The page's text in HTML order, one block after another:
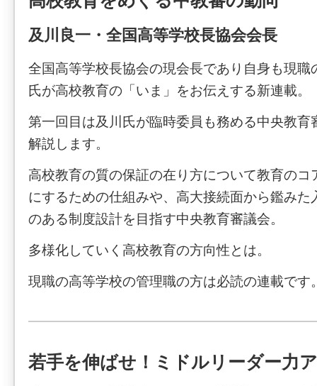
及川良一・全国高等学校長協会会長
全国高等学校長協会の現会長であり自身も現職
氏が高校教育の「いま」をお伝えする新連載。
第一回目は及川氏が臨時委員も務める中央教育
解説します。
高校教育の質の保証の在り方について教育のコ
にするための仕組みや、高大接続面から鑑みた
のある制度設計を目指す中央教育審議会。
多様化していく高校教育の方向性とは。
現職の高等学校の管理職の方は必読の連載です
若手を伸ばせ！ミドルリーダー力